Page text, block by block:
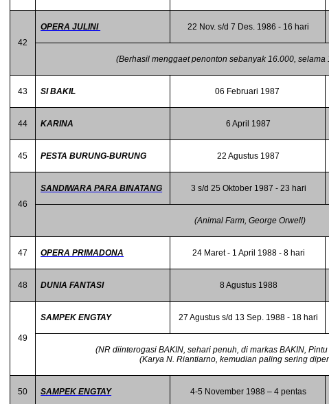
42
OPERA JULINI 22 Nov. s/d 7 Des. 1986 - 16 hari
(Berhasil menggaet penonton sebanyak 16.000, selama
43 SI BAKIL 06 Februari 1987
44 KARINA 6 April 1987
45 PESTA BURUNG-BURUNG 22 Agustus 1987
46
SANDIWARA PARA BINATANG 3 s/d 25 Oktober 1987 - 23 hari
(Animal Farm, George Orwell)
47 OPERA PRIMADONA 24 Maret - 1 April 1988 - 8 hari
48 DUNIA FANTASI 8 Agustus 1988
49
SAMPEK ENGTAY 27 Agustus s/d 13 Sep. 1988 - 18 hari
(NR diinterogasi BAKIN, sehari penuh, di markas BAKIN,
(Karya N. Riantiarno, kemudian paling sering
50 SAMPEK ENGTAY 4-5 November 1988 – 4 pentas